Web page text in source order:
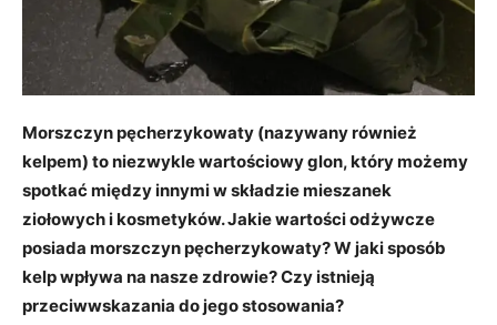
Morszczyn pęcherzykowaty (nazywany również
kelpem) to niezwykle wartościowy glon, który możemy
spotkać między innymi w składzie mieszanek
ziołowych i kosmetyków. Jakie wartości odżywcze
posiada morszczyn pęcherzykowaty? W jaki sposób
kelp wpływa na nasze zdrowie? Czy istnieją
przeciwwskazania do jego stosowania?